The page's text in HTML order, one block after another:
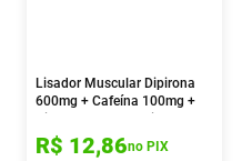
Lisador Muscular Dipirona
600mg + Cafeína 100mg +
6 Comprimidos
R$ 12,86no PIX